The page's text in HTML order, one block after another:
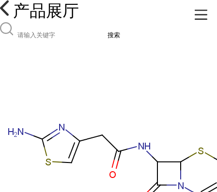
产品展厅
搜索